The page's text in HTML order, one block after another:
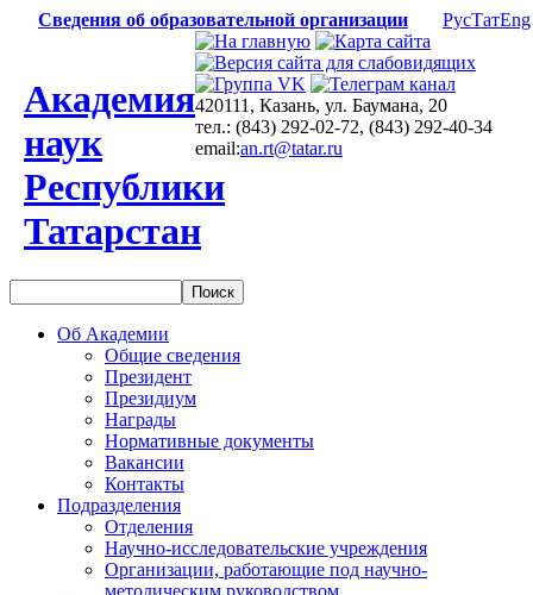
Сведения об образовательной организации РусТатEng
Академия
наук
Республики
Татарстан
420111, Казань, ул. Баумана, 20
тел.: (843) 292-02-72, (843) 292-40-34
email:an.rt@tatar.ru
Об Академии
Общие сведения
Президент
Президиум
Награды
Нормативные документы
Вакансии
Контакты
Подразделения
Отделения
Научно-исследовательские учреждения
Организации, работающие под научно-
методическим руководством